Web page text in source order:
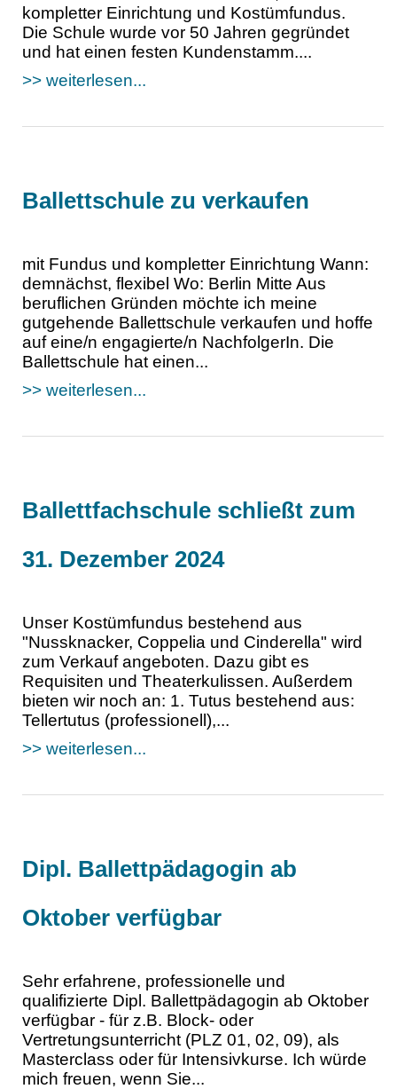
kompletter Einrichtung und Kostümfundus.
Die Schule wurde vor 50 Jahren gegründet
und hat einen festen Kundenstamm....
>> weiterlesen...
Ballettschule zu verkaufen
mit Fundus und kompletter Einrichtung Wann:
demnächst, flexibel Wo: Berlin Mitte Aus
beruflichen Gründen möchte ich meine
gutgehende Ballettschule verkaufen und hoffe
auf eine/n engagierte/n NachfolgerIn. Die
Ballettschule hat einen...
>> weiterlesen...
Ballettfachschule schließt zum
31. Dezember 2024
Unser Kostümfundus bestehend aus
"Nussknacker, Coppelia und Cinderella" wird
zum Verkauf angeboten. Dazu gibt es
Requisiten und Theaterkulissen. Außerdem
bieten wir noch an: 1. Tutus bestehend aus:
Tellertutus (professionell),...
>> weiterlesen...
Dipl. Ballettpädagogin ab
Oktober verfügbar
Sehr erfahrene, professionelle und
qualifizierte Dipl. Ballettpädagogin ab Oktober
verfügbar - für z.B. Block- oder
Vertretungsunterricht (PLZ 01, 02, 09), als
Masterclass oder für Intensivkurse. Ich würde
mich freuen, wenn Sie...